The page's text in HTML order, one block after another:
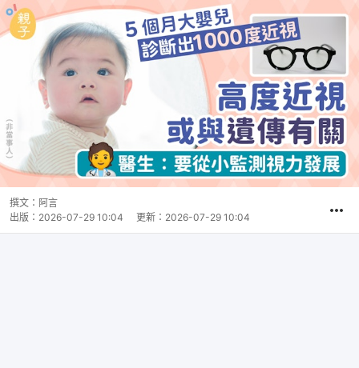
撰文： 阿言
出版： 2026-07-29 10:04 更新： 2026-07-29 10:04